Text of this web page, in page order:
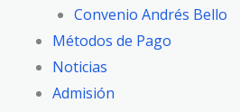
Convenio Andrés Bello
Métodos de Pago
Noticias
Admisión